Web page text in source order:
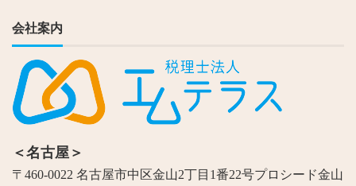
会社案内
＜名古屋＞
〒460-0022 名古屋市中区金山2丁目1番22号プロシード金山